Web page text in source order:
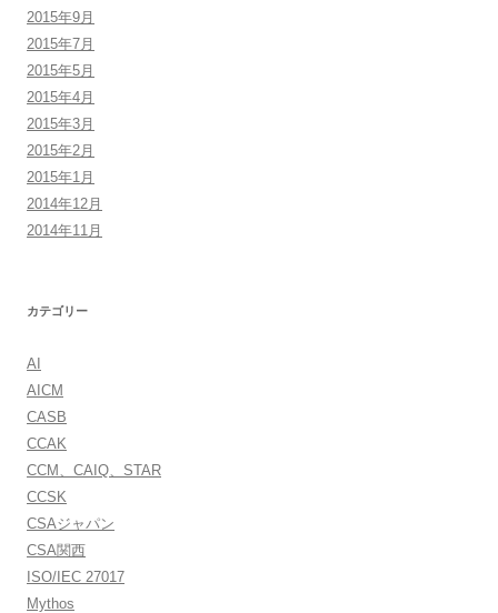
2015年9月
2015年7月
2015年5月
2015年4月
2015年3月
2015年2月
2015年1月
2014年12月
2014年11月
カテゴリー
AI
AICM
CASB
CCAK
CCM、CAIQ、STAR
CCSK
CSAジャパン
CSA関西
ISO/IEC 27017
Mythos